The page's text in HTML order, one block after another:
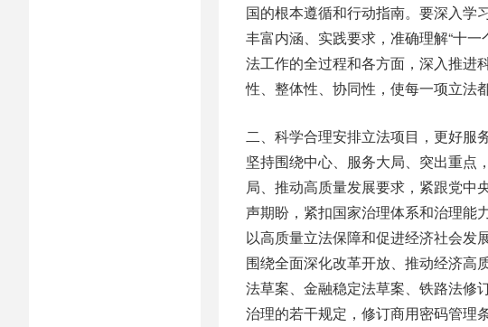
国的根本遵循和行动指南。要深入学
丰富内涵、实践要求，准确理解“十
法工作的全过程和各方面，深入推进
性、整体性、协同性，使每一项立法
二、科学合理安排立法项目，更好服
坚持围绕中心、服务大局、突出重点
局、推动高质量发展要求，紧跟党中
声期盼，紧扣国家治理体系和治理能
以高质量立法保障和促进经济社会发
围绕全面深化改革开放、推动经济高
法草案、金融稳定法草案、铁路法修
治理的若干规定，修订商用密码管理